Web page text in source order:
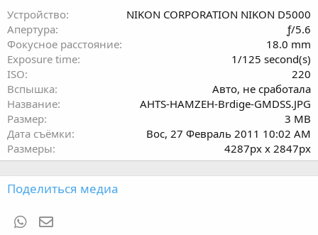
Устройство
NIKON CORPORATION NIKON D5000
Апертура
ƒ/5.6
Фокусное расстояние
18.0 mm
Exposure time
1/125 second(s)
ISO
220
Вспышка
Авто, не сработала
Название
AHTS-HAMZEH-Brdige-GMDSS.JPG
Размер
3 MB
Дата съёмки
Вос, 27 Февраль 2011 10:02 AM
Размеры
4287px x 2847px
Поделиться медиа
WhatsApp